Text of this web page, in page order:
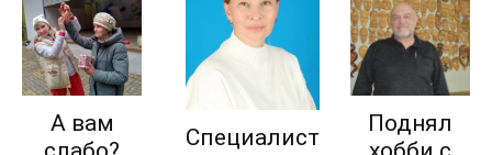
А вам
Специалист
Поднял